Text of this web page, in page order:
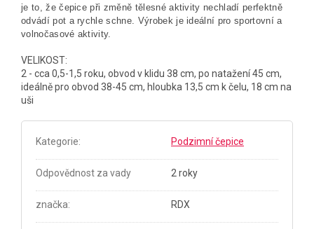
je to, že čepice při změně tělesné aktivity nechladí perfektně
odvádí pot a rychle schne. Výrobek je ideální pro sportovní a
volnočasové aktivity.
VELIKOST:
2 - cca 0,5-1,5 roku, obvod v klidu 38 cm, po natažení 45 cm,
ideálně pro obvod 38-45 cm, hloubka 13,5 cm k čelu, 18 cm na
uši
Kategorie: Podzimní čepice
Odpovědnost za vady 2 roky
značka: RDX